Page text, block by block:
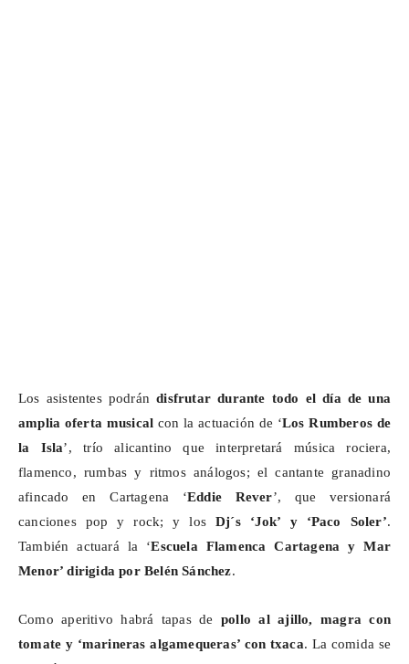
Los asistentes podrándisfrutar durante todo el día de una
amplia oferta musical con la actuación de ‘Los Rumberos de
la Isla’, trío alicantino que interpretará música rociera,
flamenco, rumbas y ritmos análogos; el cantante granadino
afincado en Cartagena ‘Eddie Rever’, que versionará
canciones pop y rock; y los Dj´s‘Jok’ y ‘Paco Soler’.
También actuará la ‘Escuela Flamenca Cartagena y Mar
Menor’ dirigida por Belén Sánchez.
Como aperitivo habrá tapas de pollo al ajillo, magra con
tomate y ‘marinerasalgamequeras’ con txaca. La comida se